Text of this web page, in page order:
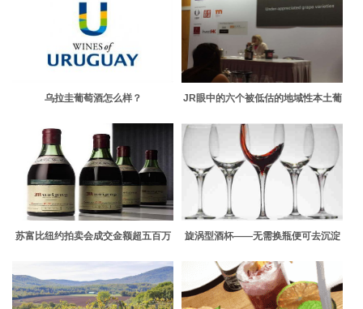
乌拉圭葡萄酒怎么样？
JR眼中的六个被低估的地域性本土葡
苏富比纽约拍卖会成交金额超五百万
旋涡型酒杯——无需换瓶便可去沉淀